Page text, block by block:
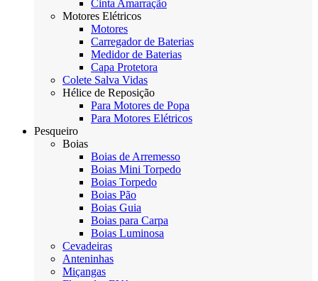
Cinta Amarração
Motores Elétricos
Motores
Carregador de Baterias
Medidor de Baterias
Capa Protetora
Colete Salva Vidas
Hélice de Reposição
Para Motores de Popa
Para Motores Elétricos
Pesqueiro
Boias
Boias de Arremesso
Boias Mini Torpedo
Boias Torpedo
Boias Pão
Boias Guia
Boias para Carpa
Boias Luminosa
Cevadeiras
Anteninhas
Miçangas